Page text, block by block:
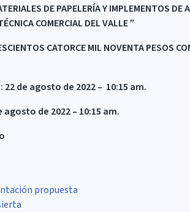
DE PAPELERÍA Y IMPLEMENTOS DE
COMERCIAL DEL VALLE”
CATORCE MIL NOVENTA PESOS
de agosto de 2022 – 10:15 am.
de 2022 – 10:15 am.
propuesta